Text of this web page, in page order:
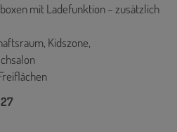
mit Ladefunktion – zusätzlich
Kidszone,